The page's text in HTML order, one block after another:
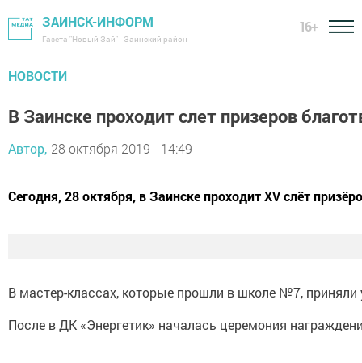
ЗАИНСК-ИНФОРМ
Газета "Новый Зай" - Заинский район
16+
НОВОСТИ
В Заинске проходит слет призеров
Автор, 28 октября 2019 - 14:49
Сегодня, 28 октября, в Заинске проходит ХV слёт
В мастер-классах, которые прошли в школе №7, приняли
После в ДК «Энергетик» началась церемония